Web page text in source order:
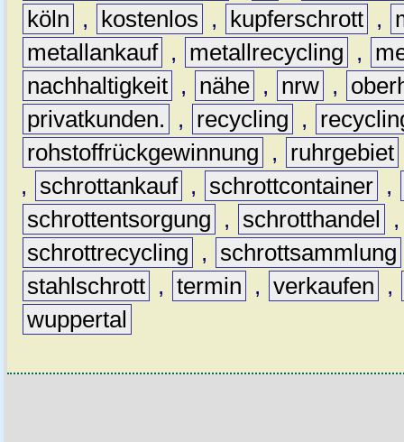
köln
, kostenlos , kupferschrott ,
metallankauf , metallrecycling ,
nachhaltigkeit , nähe , nrw ,
privatkunden.
, recycling ,
rohstoffrückgewinnung
, ruhrgebiet
,
schrottankauf , schrottcontainer ,
schrottentsorgung
, schrotthandel
schrottrecycling
, schrottsammlung
stahlschrott , termin , verkaufen
,
wuppertal